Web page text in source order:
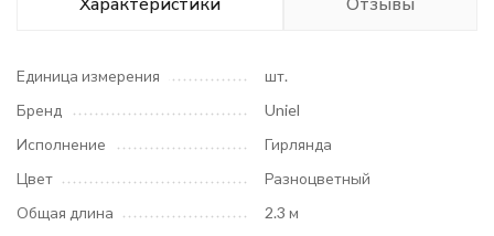
Единица измерения
шт.
Бренд
Uniel
Исполнение
Гирлянда
Цвет
Разноцветный
Общая длина
2.3 м